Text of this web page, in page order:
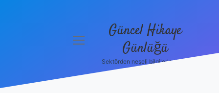
menüyü
Güncel Hikaye
Günlüğü
Sektörden neşeli bilgilerle tanış!